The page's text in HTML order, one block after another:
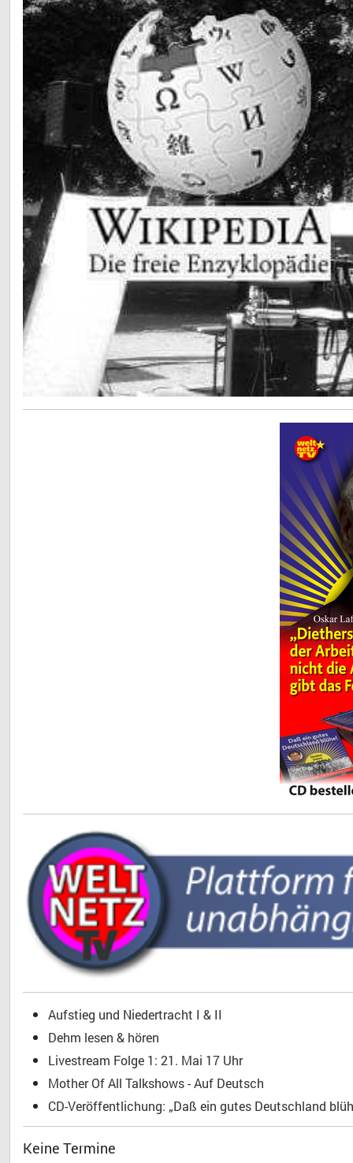
Aufstieg und Niedertracht I & II
Dehm lesen & hören
Livestream Folge 1: 21. Mai 17 Uhr
Mother Of All Talkshows - Auf Deutsch
CD-Veröffentlichung: „Daß ein gutes Deutschland
Keine Termine